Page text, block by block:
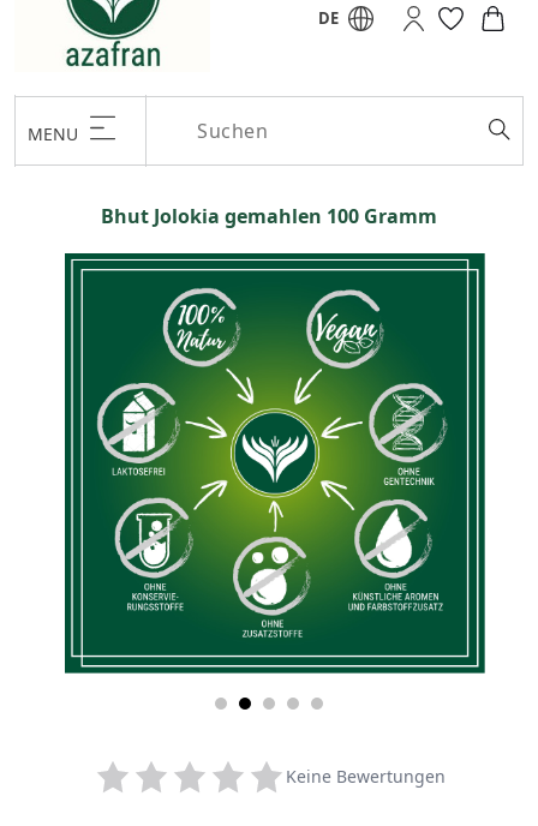
DE
MENU
Bhut Jolokia gemahlen 100 Gramm
Keine Bewertungen